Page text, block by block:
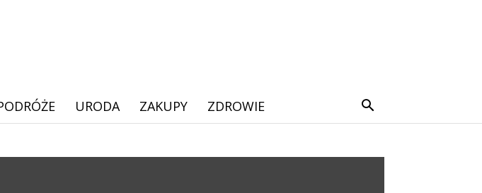
URODA ZAKUPY ZDROWIE